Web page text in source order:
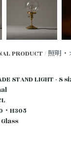
PRODUCT / 照明
STAND LIGHT - S
・H305